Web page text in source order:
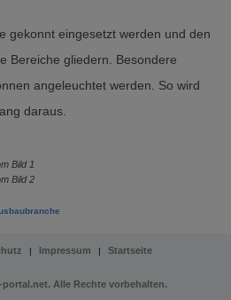
gekonnt eingesetzt werden und den
Bereiche gliedern. Besondere
angeleuchtet werden. So wird
daraus.
Bild 1
Bild 2
| Impressum | Startseite
portal.net. Alle Rechte vorbehalten.